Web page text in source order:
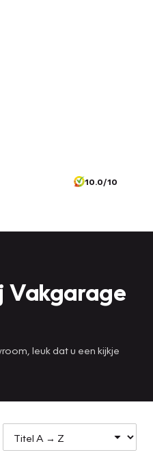
10.0/10
Vakgarage
leuk dat u een kijkje